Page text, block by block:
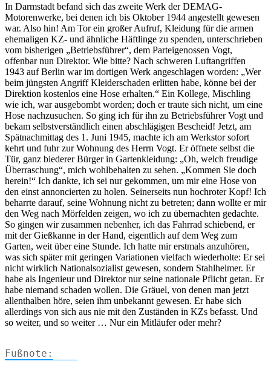
In Darmstadt befand sich das zweite Werk der DEMAG-
Motorenwerke, bei denen ich bis Oktober 1944 angestellt gewesen
war. Also hin! Am Tor ein großer Aufruf, Kleidung für die armen
ehemaligen KZ- und ähnliche Häftlinge zu spenden, unterschrieben
vom bisherigen
Betriebsführer , dem Parteigenossen Vogt,
offenbar nun Direktor. Wie bitte? Nach schweren Luftangriffen
1943 auf Berlin war im dortigen Werk angeschlagen worden:
Wer
beim jüngsten Angriff Kleiderschaden erlitten habe, könne bei der
Direktion kostenlos eine Hose erhalten.
Ein Kollege, Mischling
wie ich, war ausgebombt worden; doch er traute sich nicht, um eine
Hose nachzusuchen. So ging ich für ihn zu Betriebsführer Vogt und
bekam selbstverständlich einen abschlägigen Bescheid! Jetzt, am
Spätnachmittag des 1. Juni 1945, machte ich am Werkstor sofort
kehrt und fuhr zur Wohnung des Herrn Vogt. Er öffnete selbst die
Tür, ganz biederer Bürger in Gartenkleidung:
Oh, welch freudige
Überraschung , mich wohlbehalten zu sehen.
Kommen Sie doch
herein!
Ich dankte, ich sei nur gekommen, um mir eine Hose von
den einst annoncierten zu holen. Seinerseits nun hochroter Kopf! Ich
beharrte darauf, seine Wohnung nicht zu betreten; dann wollte er mir
den Weg nach Mörfelden zeigen, wo ich zu übernachten gedachte.
So gingen wir zusammen nebenher, ich das Fahrrad schiebend, er
mit der Gießkanne in der Hand, eigentlich auf dem Weg zum
Garten, weit über eine Stunde. Ich hatte mir erstmals anzuhören,
was sich später mit geringen Variationen vielfach wiederholte: Er sei
nicht wirklich Nationalsozialist gewesen, sondern Stahlhelmer. Er
habe als Ingenieur und Direktor nur seine nationale Pflicht getan. Er
habe niemand schaden wollen. Die Gräuel, von denen man jetzt
allenthalben höre, seien ihm unbekannt gewesen. Er habe sich
allerdings von sich aus nie mit den Zuständen in KZs befasst. Und
so weiter, und so weiter … Nur ein Mitläufer oder mehr?